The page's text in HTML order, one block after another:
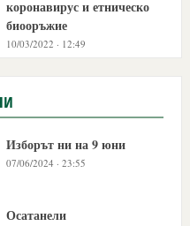
коронавирус и етническо
биооръжие
10/03/2022 · 12:49
Изборът ни на 9 юни
07/06/2024 · 23:55
Осатанели